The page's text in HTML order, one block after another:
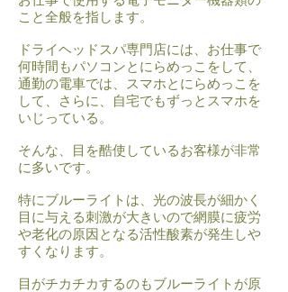
こと全般を指します。
ドライヘッドスパ専門店には、お仕事で
何時間もパソコンとにらめっこをして、
通勤の電車では、スマホとにらめっこを
して、さらに、自宅でもずっとスマホを
いじっている。
そんな、目を酷使しているお客様が非常
に多いです。
特にブルーライトは、光の波長が細かく
目に与える刺激が大きいので網膜に疲労
や老化の原因となる活性酸素が発生しや
すくなります。
目がチカチカするのもブルーライトが原